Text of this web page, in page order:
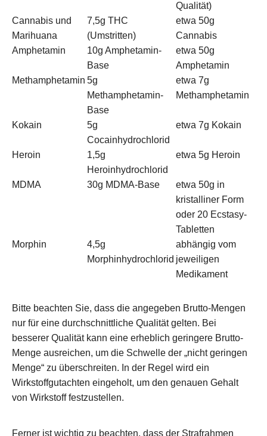
Qualität)
Cannabis und
Marihuana
7,5g THC
(Umstritten)
etwa 50g
Cannabis
Amphetamin
10g Amphetamin-
Base
etwa 50g
Amphetamin
Methamphetamin 5g
Methamphetamin-
Base
etwa 7g
Methamphetamin
Kokain
5g
Cocainhydrochlorid
etwa 7g Kokain
Heroin
1,5g
Heroinhydrochlorid
etwa 5g Heroin
MDMA 30g MDMA-Base
etwa 50g in
kristalliner Form
oder 20 Ecstasy-
Tabletten
Morphin
4,5g
Morphinhydrochlorid
abhängig vom
jeweiligen
Medikament
Bitte beachten Sie, dass die angegeben Brutto-Mengen
nur für eine durchschnittliche Qualität gelten. Bei
besserer Qualität kann eine erheblich geringere Brutto-
Menge ausreichen, um die Schwelle der „nicht geringen
Menge“ zu überschreiten. In der Regel wird ein
Wirkstoffgutachten eingeholt, um den genauen Gehalt
von Wirkstoff festzustellen.
Ferner ist wichtig zu beachten, dass der Strafrahmen